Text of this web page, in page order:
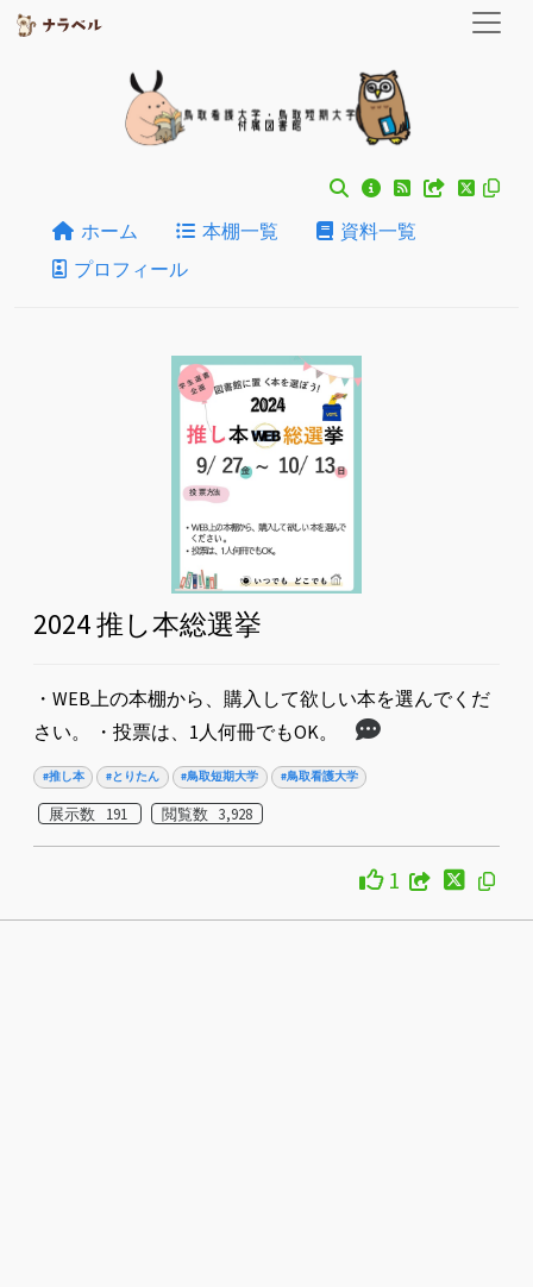
ホーム 本棚一覧
資料一覧
プロフィール
2024 推し本総選挙
・WEB上の本棚から、購入して欲しい本を選んでくだ
さい。 ・投票は、1人何冊でもOK。
#推し本 #とりたん #鳥取短期大学 #鳥取看護大学
展示数 191 閲覧数 3,928
1